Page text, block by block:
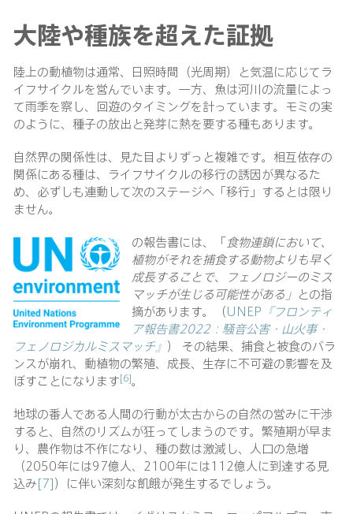
大陸や種族を超えた証拠
陸上の動植物は通常、日照時間（光周期）と気温に応じてラ
イフサイクルを営んでいます。一方、魚は河川の流量によっ
て雨季を察し、回遊のタイミングを計っています。モミの実
のように、種子の放出と発芽に熱を要する種もあります。
自然界の関係性は、見た目よりずっと複雑です。相互依存の
関係にある種は、ライフサイクルの移行の誘因が異なるた
め、必ずしも連動して次のステージへ「移行」するとは限り
ません。
の報告書には、「食物連鎖において、
植物がそれを捕食する動物よりも早く
成長することで、フェノロジーのミス
マッチが生じる可能性がある」 との指
摘があります。（UNEP 『フロンティ
ア報告書2022：騒音公害・山火事・
フェノロジカルミスマッチ』 ） その結果、捕食と被食のバラ
ンスが崩れ、動植物の繁殖、成長、生存に不可避の影響を及
ぼすことになります[6]。
地球の番人である人間の行動が太古からの自然の営みに干渉
すると、自然のリズムが狂ってしまうのです。繁殖期が早ま
り、農作物は不作になり、種の数は激減し、人口の急増
（2050年には97億人、2100年には112億人に到達する見
込み[7]）に伴い深刻な飢餓が発生するでしょう。